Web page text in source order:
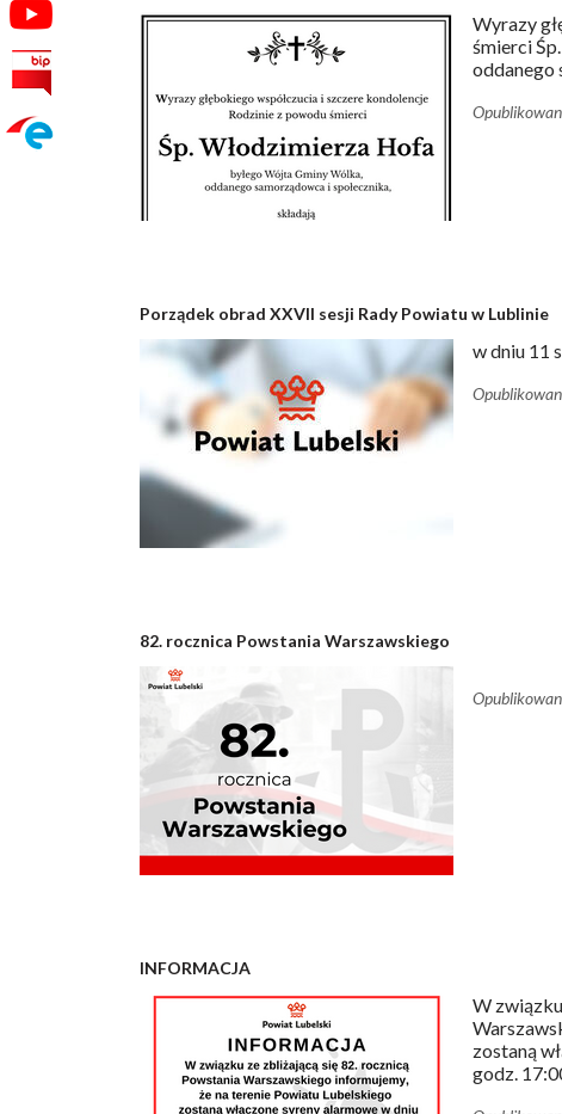
Wyrazy
śmierci
oddanego
Porządek obrad XXVII sesji Rady Powiatu w Lublinie
w dniu 11
82. rocznica Powstania Warszawskiego
INFORMACJA
W
zostaną
godz.